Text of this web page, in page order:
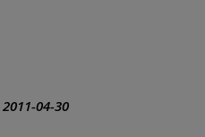
2011-04-30